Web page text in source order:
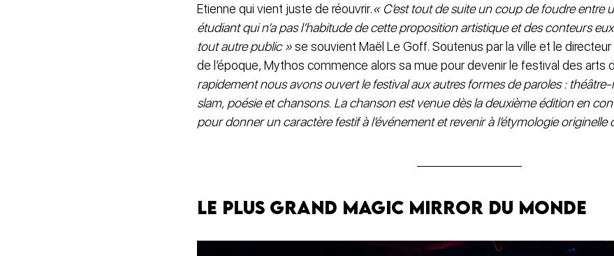
Etienne qui vient juste de réouvrir.« C’est tout de suite un coup de foudre entre
étudiant qui n’a pas l’habitude de cette proposition artistique et des conteurs
tout autre public »se souvient Maël Le Goff. Soutenus par la ville et le
de l’époque, Mythos commence alors sa mue pour devenir le festival des arts
rapidement nous avons ouvert le festival aux autres formes de paroles :
slam, poésie et chansons. La chanson est venue dès la deuxième édition en
pour donner un caractère festif à l’événement et revenir à l’étymologie originelle
Le plus grand magic mirror du monde